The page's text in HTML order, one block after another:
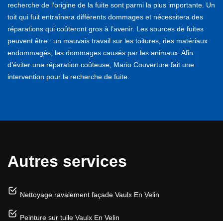
recherche de l'origine de la fuite sont parmi la plus importante. Un
toit qui fuit entraînera différents dommages et nécessitera des
réparations qui coûteront gros à l’avenir. Les sources de fuites
peuvent être : un mauvais travail sur les toitures, des matériaux
endommagés, les dommages causés par les animaux. Afin
d'éviter une réparation coûteuse, Mario Couverture fait une
intervention pour la recherche de fuite.
Autres services
Nettoyage ravalement façade Vaulx En Velin
Peinture sur tuile Vaulx En Velin